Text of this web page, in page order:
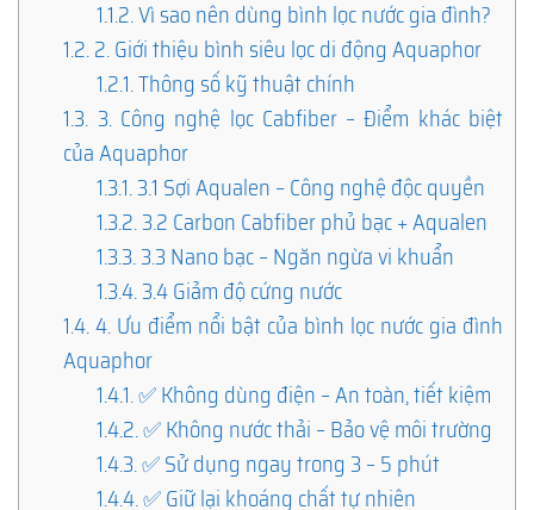
1.1.2.Vì sao nên dùng bình lọc nước gia đình?
1.2.2. Giới thiệu bình siêu lọc di động Aquaphor
1.2.1.Thông số kỹ thuật chính
1.3. 3. Công nghệ lọc Cabfiber – Điểm khác biệt
của Aquaphor
1.3.1.3.1 Sợi Aqualen – Công nghệ độc quyền
1.3.2.3.2 Carbon Cabfiber phủ bạc + Aqualen
1.3.3.3.3 Nano bạc – Ngăn ngừa vi khuẩn
1.3.4.3.4 Giảm độ cứng nước
1.4.4. Ưu điểm nổi bật của bình lọc nước gia đình
Aquaphor
1.4.1.✅ Không dùng điện – An toàn, tiết kiệm
1.4.2.✅ Không nước thải – Bảo vệ môi trường
1.4.3.✅ Sử dụng ngay trong 3 – 5 phút
1.4.4.✅ Giữ lại khoáng chất tự nhiên